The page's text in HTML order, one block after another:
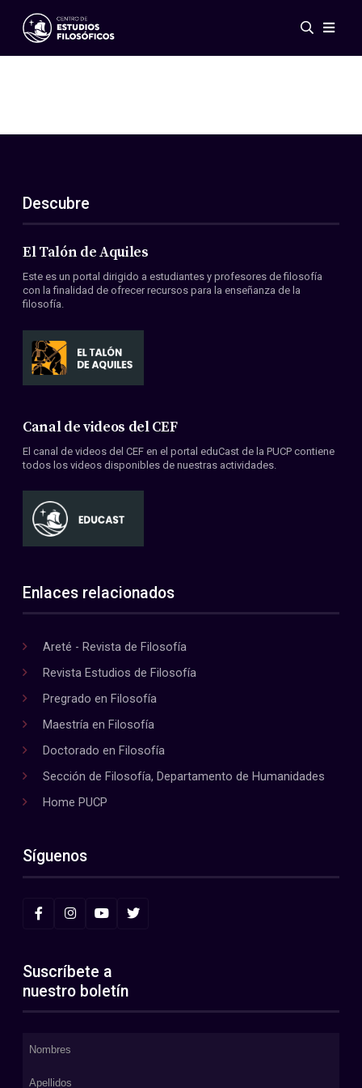
Eventos
ES
EN
Acerca de nosotros
Miembros
Convenios
Descubre
El Talón de Aquiles
Este es un portal dirigido a estudiantes y profesores de filosofía
con la finalidad de ofrecer recursos para la enseñanza de la
filosofía.
Canal de videos del CEF
El canal de videos del CEF en el portal eduCast de la PUCP contiene
todos los videos disponibles de nuestras actividades.
Enlaces relacionados
Areté - Revista de Filosofía
Revista Estudios de Filosofía
Pregrado en Filosofía
Maestría en Filosofía
Doctorado en Filosofía
Sección de Filosofía, Departamento de Humanidades
Home PUCP
Síguenos
Suscríbete a
nuestro boletín